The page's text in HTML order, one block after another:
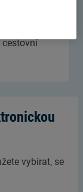
cestovní
vybírat, se